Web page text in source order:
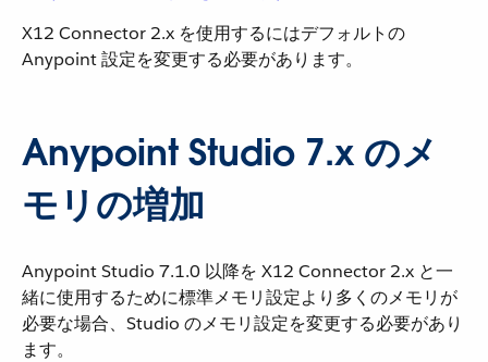
X12 Connector 2.x を使用するにはデフォルトの
Anypoint 設定を変更する必要があります。
Anypoint Studio 7.x のメ
モリの増加
Anypoint Studio 7.1.0 以降を X12 Connector 2.x と一
緒に使用するために標準メモリ設定より多くのメモリが
必要な場合、Studio のメモリ設定を変更する必要があり
ます。